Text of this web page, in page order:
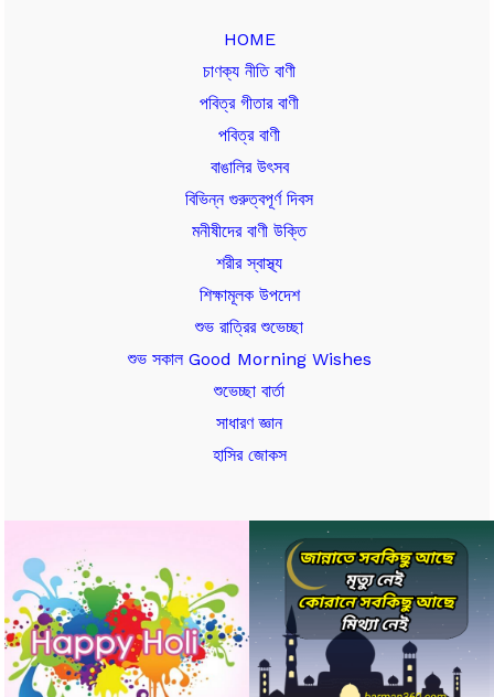
HOME
চাণক্য নীতি বাণী
পবিত্র গীতার বাণী
পবিত্র বাণী
বাঙালির উৎসব
বিভিন্ন গুরুত্বপূর্ণ দিবস
মনীষীদের বাণী উক্তি
শরীর স্বাস্থ্য
শিক্ষামূলক উপদেশ
শুভ রাত্রির শুভেচ্ছা
শুভ সকাল Good Morning Wishes
শুভেচ্ছা বার্তা
সাধারণ জ্ঞান
হাসির জোকস